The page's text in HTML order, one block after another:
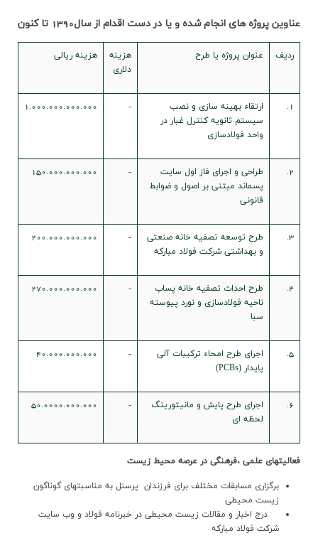
عناوين پروژه هاي انجام شده و يا در دست اقدام از سال1390 تا کنون
رديف عنوان پروژه يا طرح
هزينه
دلاري
هزينه ريالي
1.
ارتقاء بهينه سازي و نصب
سيستم ثانويه کنترل غبار در
واحد فولادسازي
-
1.000.000.000.000
2.
طراحي و اجراي فاز اول سايت
پسماند مبتني بر اصول و ضوابط
قانوني
-
150.000.000.000
3.
طرح توسعه تصفيه خانه صنعتي
و بهداشتي شرکت فولاد مبارکه
-
200.000.000.000
4.
طرح احداث تصفيه خانه پساب
ناحيه فولادسازي و نورد پيوسته
سبا
-
270.000.000.000
5.
اجراي طرح امحاء ترکيبات آلي
پايدار (PCBs)
-
40.000.000.000
6.
اجرای طرح پايش و مانيتورينگ
لحظه اي
-
50.0000.000.000
فعاليتهاي علمي ،فرهنگي در عرصه محيط زيست
برگزاري مسابقات مختلف براي فرزندان پرسنل به مناسبتهاي گوناگون
زيست محيطي
درج اخبار و مقالات زيست محيطي در خبرنامه فولاد و وب سايت
شرکت فولاد مبارکه